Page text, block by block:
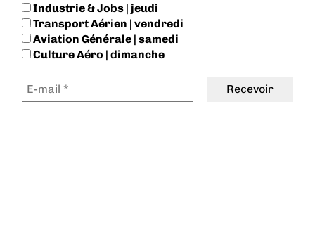
Industrie & Jobs | jeudi
Transport Aérien | vendredi
Aviation Générale | samedi
Culture Aéro | dimanche